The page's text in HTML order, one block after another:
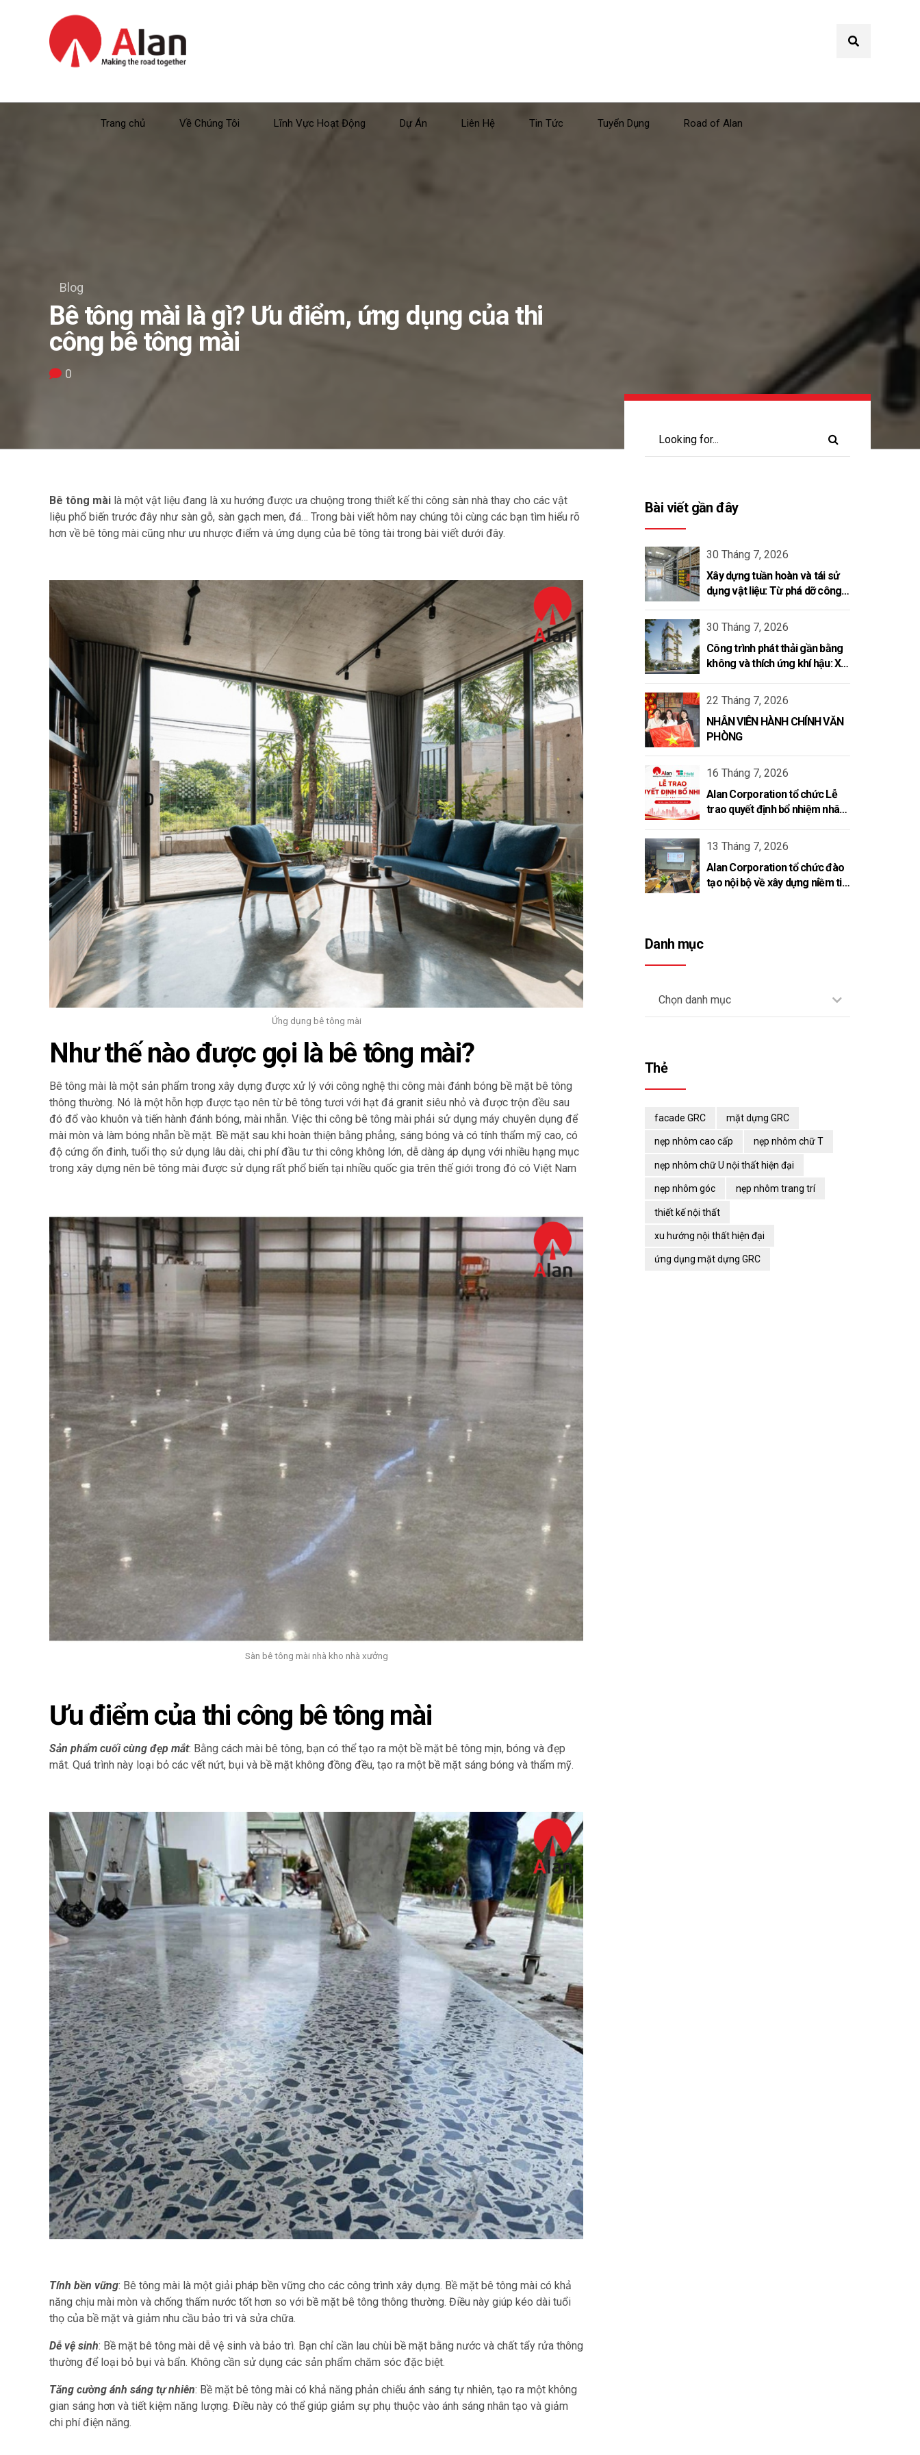
Trang chủ Về Chúng Tôi Lĩnh Vực Hoạt Động Dự Án Liên Hệ Tin Tức Tuyển Dụng Road of Alan
Blog
Bê tông mài là gì? Ưu điểm, ứng dụng của thi
công bê tông mài
0
Bê tông mài là một vật liệu đang là xu hướng được ưa chuộng trong thiết kế thi công sàn nhà thay cho các vật
liệu phổ biến trước đây như sàn gỗ, sàn gạch men, đá… Trong bài viết hôm nay chúng tôi cùng các bạn tìm hiểu rõ
hơn về bê tông mài cũng như ưu nhược điểm và ứng dụng của bê tông tài trong bài viết dưới đây.
Ứng dụng bê tông mài
Như thế nào được gọi là bê tông mài?
Bê tông mài là một sản phẩm trong xây dựng được xử lý với công nghệ thi công mài đánh bóng bề mặt bê tông
thông thường. Nó là một hỗn hợp được tạo nên từ bê tông tươi với hạt đá granit siêu nhỏ và được trộn đều sau
đó đổ vào khuôn và tiến hành đánh bóng, mài nhẵn. Việc thi công bê tông mài phải sử dụng máy chuyên dụng để
mài mòn và làm bóng nhẵn bề mặt. Bề mặt sau khi hoàn thiện bằng phẳng, sáng bóng và có tính thẩm mỹ cao, có
độ cứng ổn đinh, tuổi thọ sử dụng lâu dài, chi phí đầu tư thi công không lớn, dễ dàng áp dụng với nhiều hạng mục
trong xây dựng nên bê tông mài được sử dụng rất phổ biến tại nhiều quốc gia trên thế giới trong đó có Việt Nam
Sàn bê tông mài nhà kho nhà xưởng
Ưu điểm của thi công bê tông mài
Sản phẩm cuối cùng đẹp mắt: Bằng cách mài bê tông, bạn có thể tạo ra một bề mặt bê tông mịn, bóng và đẹp
mắt. Quá trình này loại bỏ các vết nứt, bụi và bề mặt không đồng đều, tạo ra một bề mặt sáng bóng và thẩm mỹ.
Tính bền vững: Bê tông mài là một giải pháp bền vững cho các công trình xây dựng. Bề mặt bê tông mài có khả
năng chịu mài mòn và chống thấm nước tốt hơn so với bề mặt bê tông thông thường. Điều này giúp kéo dài tuổi
thọ của bề mặt và giảm nhu cầu bảo trì và sửa chữa.
Dễ vệ sinh: Bề mặt bê tông mài dễ vệ sinh và bảo trì. Bạn chỉ cần lau chùi bề mặt bằng nước và chất tẩy rửa thông
thường để loại bỏ bụi và bẩn. Không cần sử dụng các sản phẩm chăm sóc đặc biệt.
Tăng cường ánh sáng tự nhiên: Bề mặt bê tông mài có khả năng phản chiếu ánh sáng tự nhiên, tạo ra một không
gian sáng hơn và tiết kiệm năng lượng. Điều này có thể giúp giảm sự phụ thuộc vào ánh sáng nhân tạo và giảm
chi phí điện năng.
Bài viết gần đây
30 Tháng 7, 2026
Xây dựng tuần hoàn và tái sử
dụng vật liệu: Từ phá dỡ công
30 Tháng 7, 2026
Công trình phát thải gần bằng
không và thích ứng khí hậu: Xu
năm 2026
22 Tháng 7, 2026
NHÂN VIÊN HÀNH CHÍNH VĂN
PHÒNG
16 Tháng 7, 2026
Alan Corporation tổ chức Lễ
trao quyết định bổ nhiệm nhân
13 Tháng 7, 2026
Alan Corporation tổ chức đào
tạo nội bộ về xây dựng niềm tin
Danh mục
Chọn danh mục
Thẻ
facade GRC mặt dựng GRC
nẹp nhôm cao cấp nẹp nhôm chữ T
nẹp nhôm chữ U nội thất hiện đại
nẹp nhôm góc nẹp nhôm trang trí
thiết kế nội thất
xu hướng nội thất hiện đại
ứng dụng mặt dựng GRC